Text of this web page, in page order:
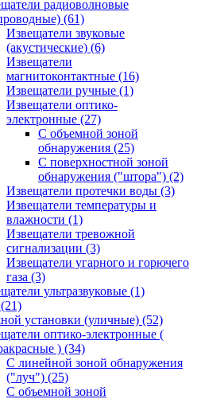
радиоволновые
(61)
Извещатели звуковые
(акустические) (6)
Извещатели
магнитоконтактные (16)
Извещатели ручные (1)
Извещатели оптико-
электронные (27)
С объемной зоной
обнаружения (25)
С поверхностной зоной
обнаружения ("штора") (2)
Извещатели протечки воды (3)
Извещатели температуры и
влажности (1)
Извещатели тревожной
сигнализации (3)
Извещатели угарного и горючего
газа (3)
ультразвуковые (1)
(21)
установки (уличные) (52)
оптико-электронные (
) (34)
С линейной зоной обнаружения
("луч") (25)
С объемной зоной